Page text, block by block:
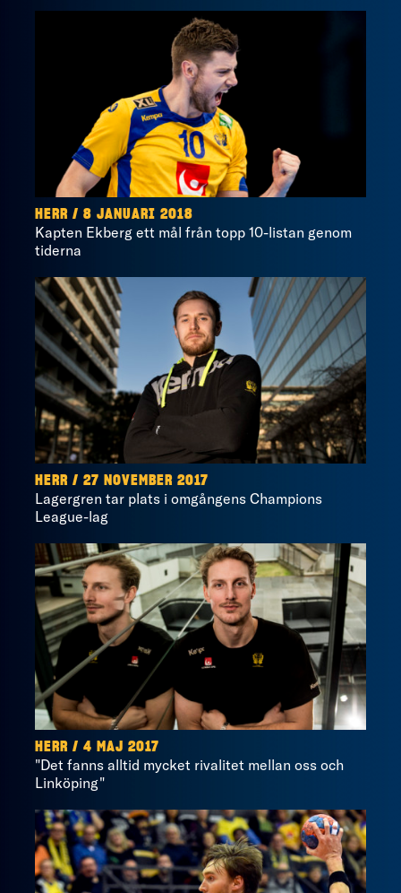
HERR / 8 JANUARI 2018
Kapten Ekberg ett mål från topp 10-listan genom
tiderna
HERR / 27 NOVEMBER 2017
Lagergren tar plats i omgångens Champions
League-lag
HERR / 4 MAJ 2017
"Det fanns alltid mycket rivalitet mellan oss och
Linköping"